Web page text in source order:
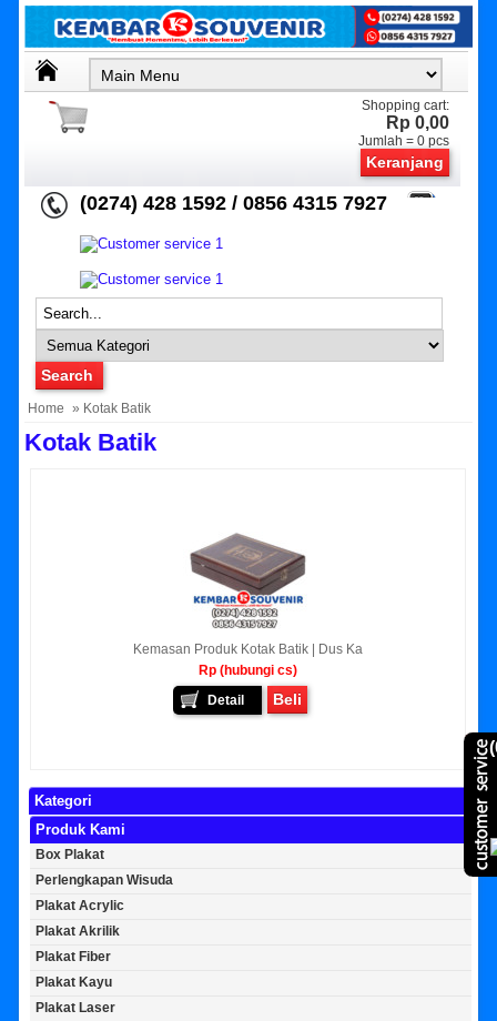
Shopping cart:
Rp 0,00
Jumlah =0 pcs
Keranjang
(0274) 428 1592 / 0856 4315 7927
Home » Kotak Batik
Kotak Batik
Kemasan Produk Kotak Batik | Dus Ka
Rp (hubungi cs)
Detail
Beli
Kategori
Produk Kami
Box Plakat
Perlengkapan Wisuda
Plakat Acrylic
Plakat Akrilik
Plakat Fiber
Plakat Kayu
Plakat Laser